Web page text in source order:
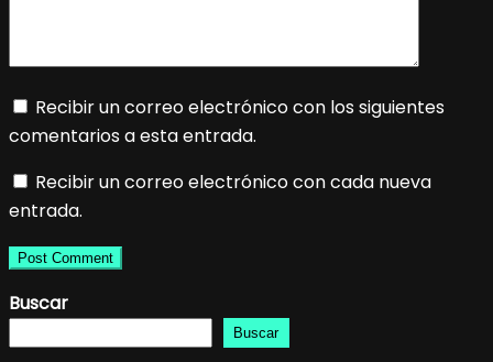
Recibir un correo electrónico con los siguientes
comentarios a esta entrada.
Recibir un correo electrónico con cada nueva
entrada.
Buscar
Buscar